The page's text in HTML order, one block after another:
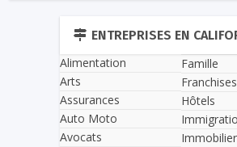
ENTREPRISES EN
Alimentation
Arts
Assurances
Auto Moto
Avocats
Famille
Franchises
Hôtels
Immobilier